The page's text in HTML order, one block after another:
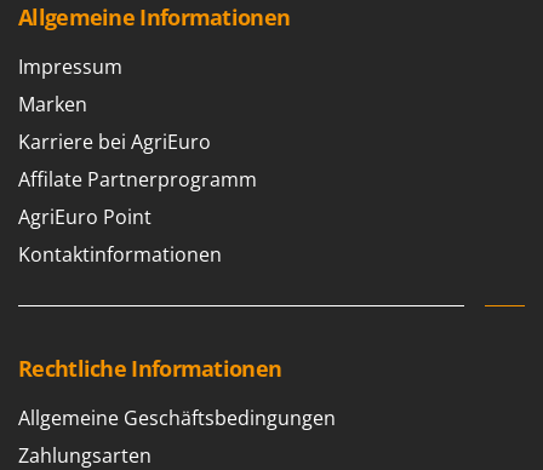
Allgemeine Informationen
Impressum
Marken
Karriere bei AgriEuro
Affilate Partnerprogramm
AgriEuro Point
Kontaktinformationen
Rechtliche Informationen
Allgemeine Geschäftsbedingungen
Zahlungsarten